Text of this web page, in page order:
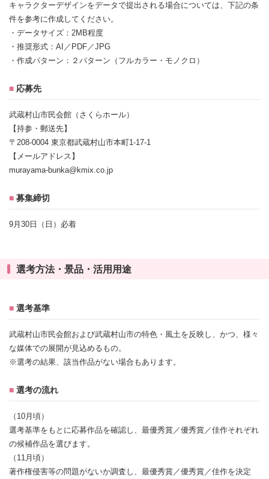
キャラクターデザインをデータで提出される場合については、下記の条
件を参考に作成してください。
・データサイズ：2MB程度
・推奨形式：AI／PDF／JPG
・作成パターン：２パターン（フルカラー・モノクロ）
■ 応募先
武蔵村山市民会館（さくらホール）
【持参・郵送先】
〒208-0004 東京都武蔵村山市本町1-17-1
【メールアドレス】
murayama-bunka@kmix.co.jp
■ 募集締切
9月30日（日）必着
選考方法・景品・活用用途
■ 選考基準
武蔵村山市民会館および武蔵村山市の特色・風土を反映し、かつ、様々
な媒体での展開が見込めるもの。
※選考の結果、該当作品がない場合もあります。
■ 選考の流れ
（10月頃）
選考基準をもとに応募作品を確認し、最優秀賞／優秀賞／佳作それぞれ
の候補作品を選びます。
（11月頃）
著作権侵害等の問題がないか調査し、最優秀賞／優秀賞／佳作を決定